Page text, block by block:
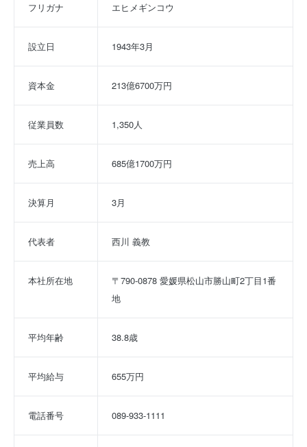
フリガナ エヒメギンコウ
設立日 1943年3月
資本金 213億6700万円
従業員数 1,350人
売上高 685億1700万円
決算月 3月
代表者 西川 義教
本社所在地
〒790-0878 愛媛県松山市勝山町2丁目1番
地
平均年齢 38.8歳
平均給与 655万円
電話番号 089-933-1111